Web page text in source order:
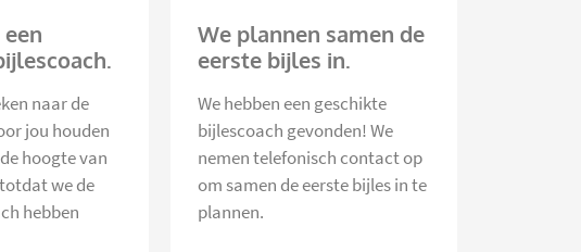
naar de
jou houden
hoogte van
we de
hebben
We plannen samen de
eerste bijles in.
We hebben een geschikte
bijlescoach gevonden! We
nemen telefonisch contact op
om samen de eerste bijles in te
plannen.